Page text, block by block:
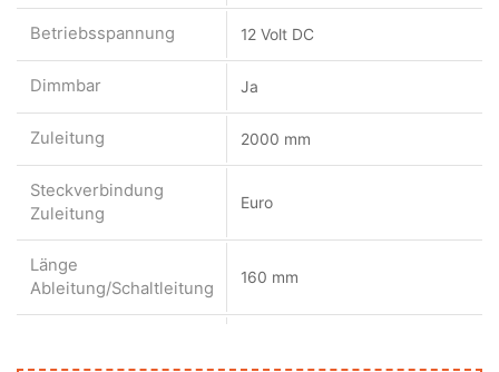
Betriebsspannung 12 Volt DC
Dimmbar Ja
Zuleitung 2000 mm
Steckverbindung
Zuleitung
Euro
Länge
Ableitung/Schaltleitung
160 mm